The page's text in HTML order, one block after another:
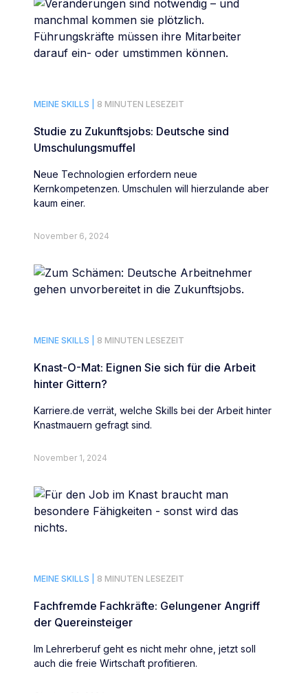
MEINE SKILLS | 8 MINUTEN LESEZEIT
Studie zu Zukunftsjobs: Deutsche sind
Umschulungsmuffel
Neue Technologien erfordern neue
Kernkompetenzen. Umschulen will hierzulande aber
kaum einer.
November 6, 2024
MEINE SKILLS | 8 MINUTEN LESEZEIT
Knast-O-Mat: Eignen Sie sich für die Arbeit
hinter Gittern?
Karriere.de verrät, welche Skills bei der Arbeit hinter
Knastmauern gefragt sind.
November 1, 2024
MEINE SKILLS | 8 MINUTEN LESEZEIT
Fachfremde Fachkräfte: Gelungener Angriff
der Quereinsteiger
Im Lehrerberuf geht es nicht mehr ohne, jetzt soll
auch die freie Wirtschaft profitieren.